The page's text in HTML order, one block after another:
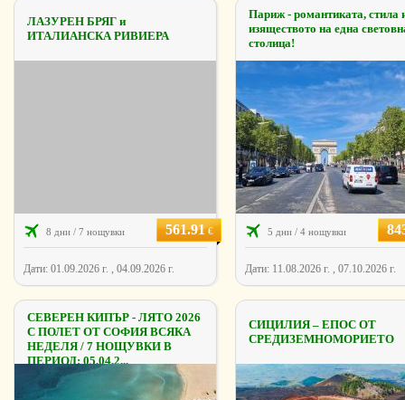
ЛАЗУРЕН БРЯГ и
ИТАЛИАНСКА РИВИЕРА
8 дни / 7 нощувки 561.91€
Дати: 01.09.2026 г. , 04.09.2026 г.
Париж - романтиката, стила
изяществото на една
столица!
5 дни / 4 нощувки
Дати: 11.08.2026 г. , 07.10.2026 г.
СЕВЕРЕН КИПЪР - ЛЯТО 2026
С ПОЛЕТ ОТ СОФИЯ ВСЯКА
НЕДЕЛЯ / 7 НОЩУВКИ В
ПЕРИОД: 05.04.2...
СИЦИЛИЯ – ЕПОС ОТ
СРЕДИЗЕМНОМОРИЕТО